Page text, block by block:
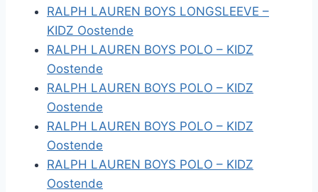
RALPH LAUREN BOYS LONGSLEEVE –
KIDZ Oostende
RALPH LAUREN BOYS POLO – KIDZ
Oostende
RALPH LAUREN BOYS POLO – KIDZ
Oostende
RALPH LAUREN BOYS POLO – KIDZ
Oostende
RALPH LAUREN BOYS POLO – KIDZ
Oostende